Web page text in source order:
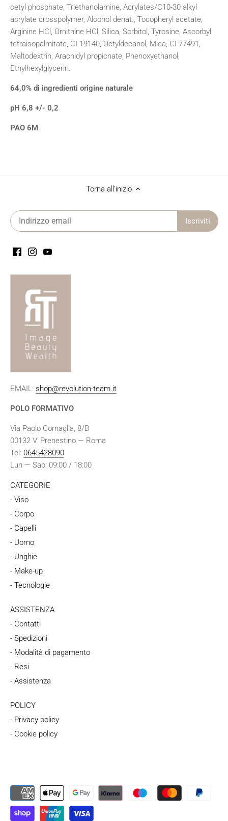
cetyl phosphate, Triethanolamine, Acrylates/C10-30 alkyl
acrylate crosspolymer, Alcohol denat., Tocopheryl acetate,
Arginine HCl, Ornithine HCl, Silica, Sorbitol, Tyrosine, Ascorbyl
tetraisopalmitate, CI 19140, Octyldecanol, Mica, CI 77491,
Maltodextrin, Arachidyl propionate, Phenoxyethanol,
Ethylhexylglycerin.
64,0% di ingredienti origine naturale
pH 6,8 +/- 0,2
PAO 6M
Torna all'inizio
EMAIL: shop@revolution-team.it
POLO FORMATIVO
Via Paolo Cornaglia, 8/B
00132 V. Prenestino — Roma
Tel: 0645428090
Lun — Sab: 09:00 / 18:00
CATEGORIE
- Viso
- Corpo
- Capelli
- Uomo
- Unghie
- Make-up
- Tecnologie
ASSISTENZA
- Contatti
- Spedizioni
- Modalità di pagamento
- Resi
- Assistenza
POLICY
- Privacy policy
- Cookie policy